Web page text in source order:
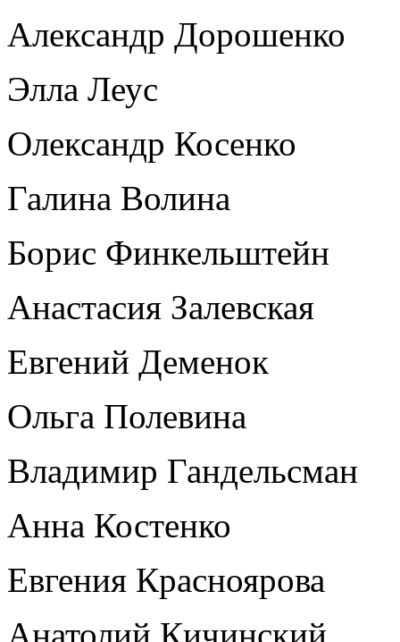
Александр Дорошенко
Элла Леус
Олександр Косенко
Галина Волина
Борис Финкельштейн
Анастасия Залевская
Евгений Деменок
Ольга Полевина
Владимир Гандельсман
Анна Костенко
Евгения Красноярова
Анатолий Кичинский